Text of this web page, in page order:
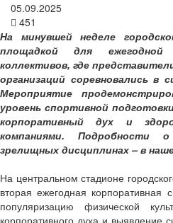
05.09.2025
451
На минувшей неделе
площадкой для ежегодной
коллективов, где
организаций соревновались в
Мероприятие
уровень спортивной
корпоративный дух и
компаниями. Подробности
зрелищных дисциплинах – в
На центральном стадионе
вторая ежегодная корпоративная
популяризацию физической